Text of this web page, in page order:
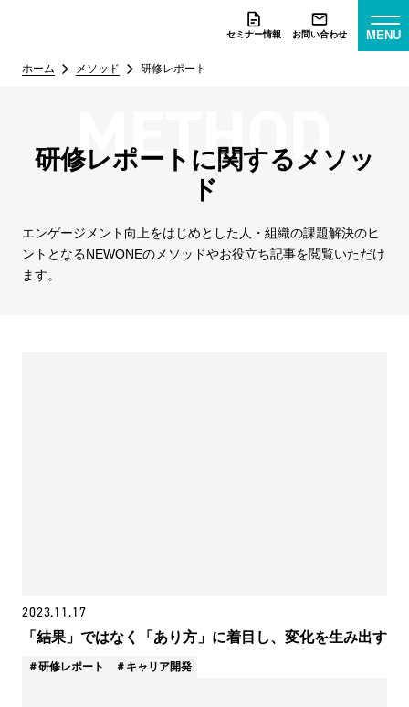
セミナー情報 お問い合わせ MENU
ホーム メソッド 研修レポート
研修レポートに関するメソッ
ド
エンゲージメント向上をはじめとした人・組織の課題解決のヒ
ントとなるNEWONEのメソッドやお役立ち記事を閲覧いただけ
ます。
2023.11.17
「結果」ではなく「あり方」に着目し、変化を生み出す
研修レポート キャリア開発